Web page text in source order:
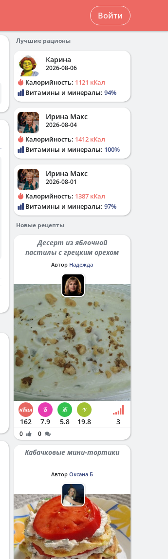
Войти
Лучшие рационы
Карина
2026-08-06
Калорийность: 1121 кКал
Витамины и минералы: 94%
Ирина Макс
2026-08-04
Калорийность: 1412 кКал
Витамины и минералы: 100%
Ирина Макс
2026-08-01
Калорийность: 1387 кКал
Витамины и минералы: 97%
Новые рецепты
Десерт из яблочной
пастилы с грецким орехом
Автор Надежда
162 7.9 5.8 19.8 3
0 0
Кабачковые мини-тортики
Автор Оксана Б